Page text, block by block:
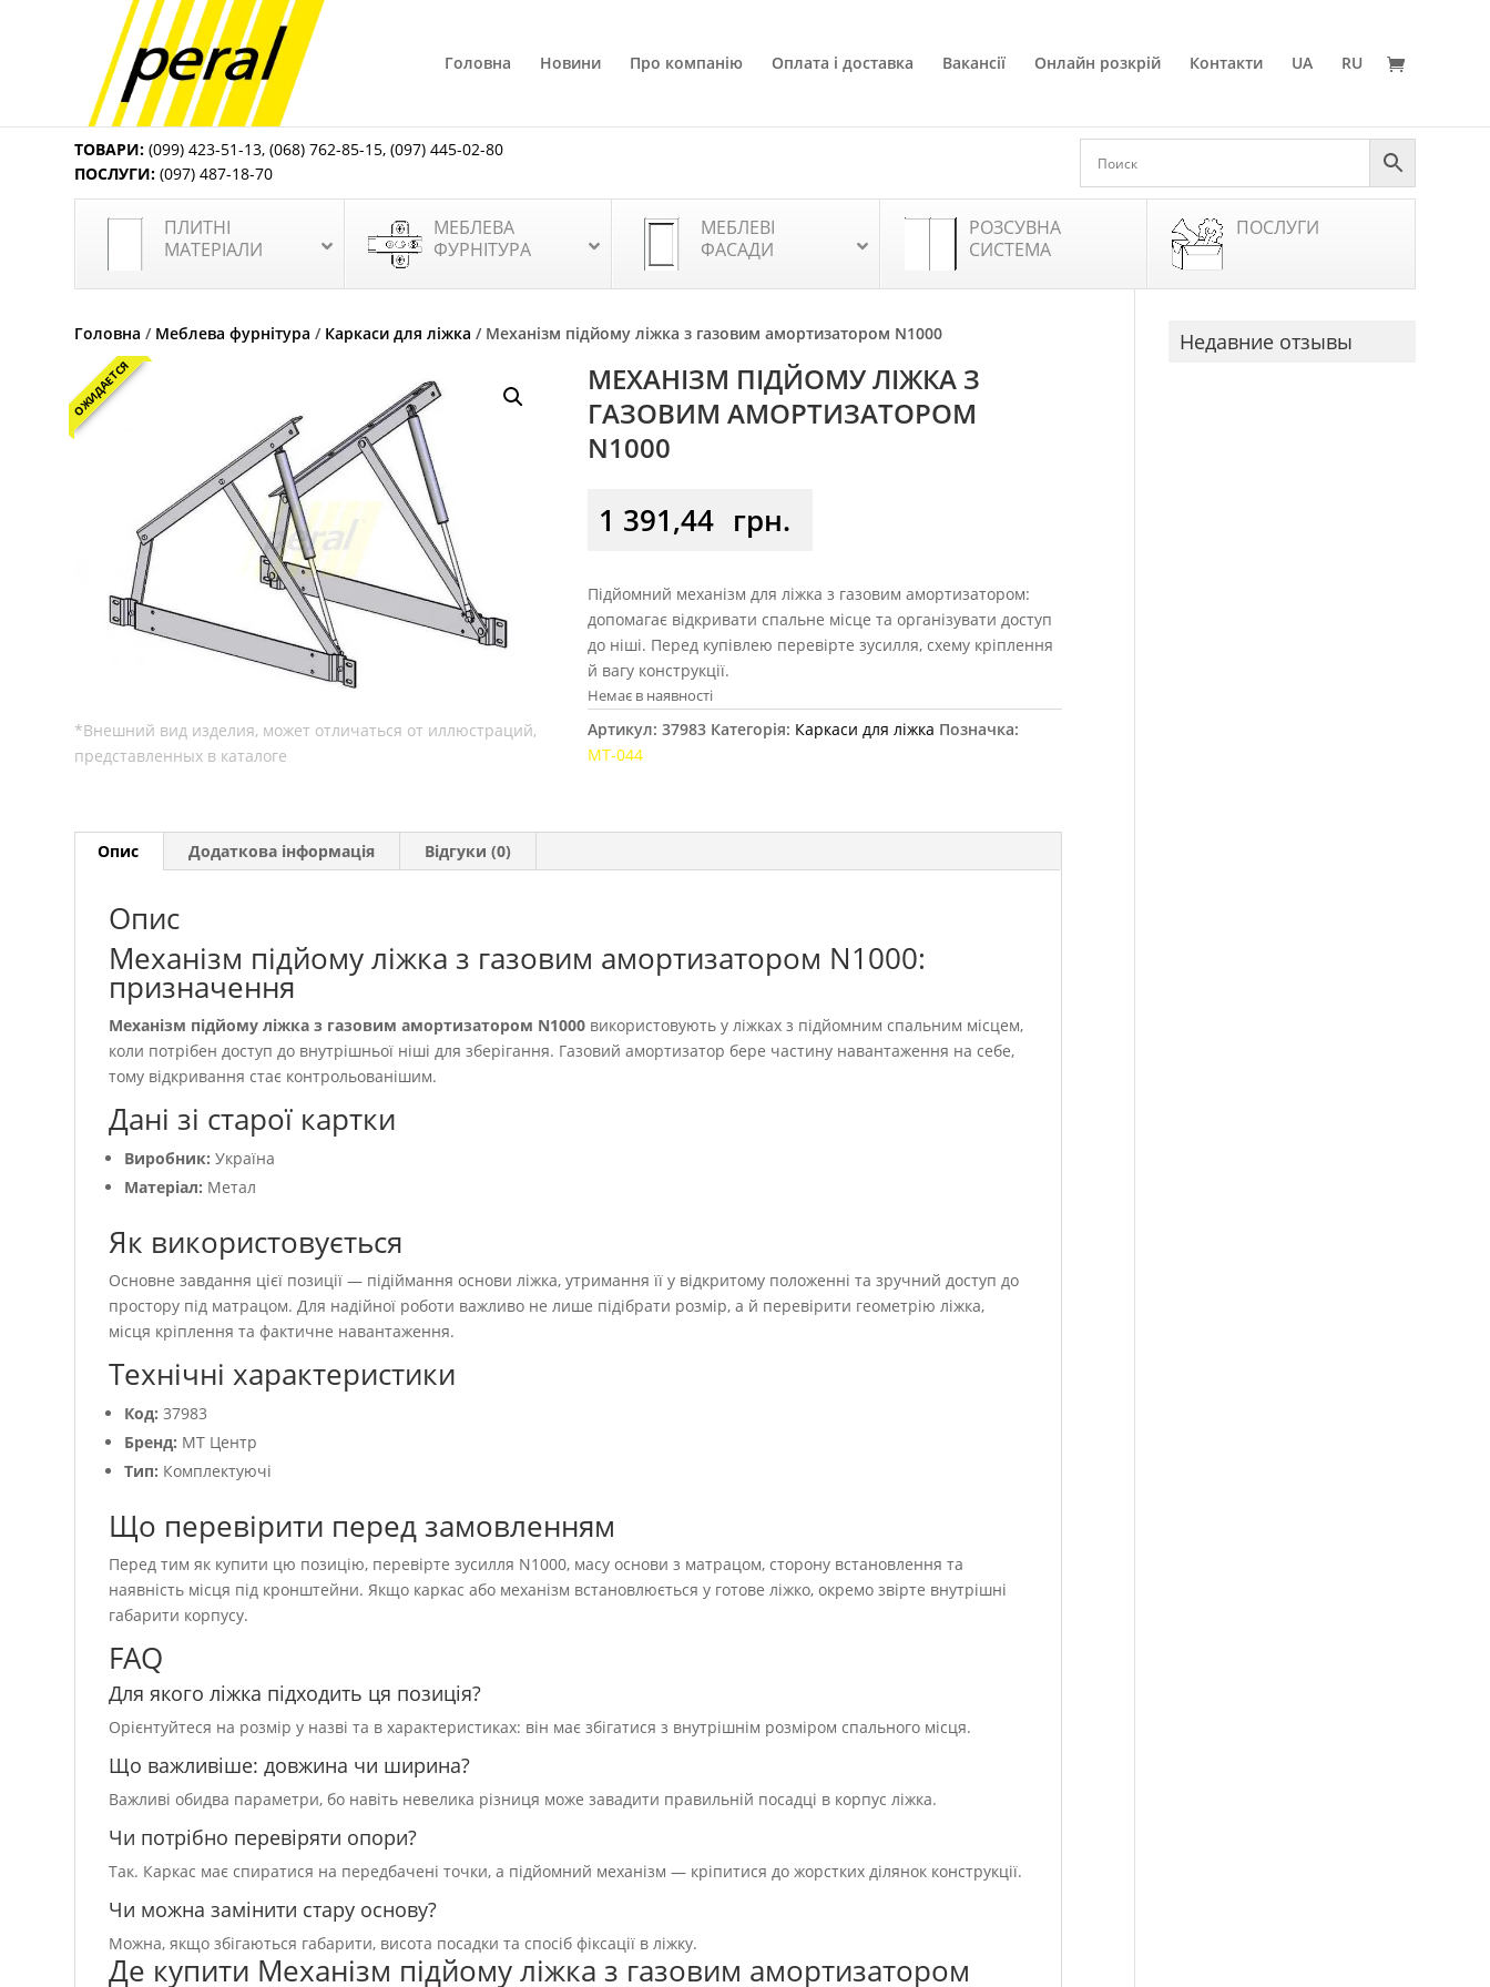
Головна Новини Про компанію Оплата і доставка Вакансії Онлайн розкрій Контакти UA RU
ТОВАРИ: (099) 423-51-13,(068) 762-85-15,(097) 445-02-80
ПОСЛУГИ: (097) 487-18-70
ПЛИТНІ
МАТЕРІАЛИ
МЕБЛЕВА
ФУРНІТУРА
МЕБЛЕВІ
ФАСАДИ
РОЗСУВНА
СИСТЕМА
ПОСЛУГИ
Головна / Меблева фурнітура / Каркаси для ліжка / Механізм підйому ліжка з газовим амортизатором N1000
ОЖИДАЕТСЯ
МЕХАНІЗМ ПІДЙОМУ ЛІЖКА З
ГАЗОВИМ АМОРТИЗАТОРОМ
N1000
1 391,44 грн.
Підйомний механізм для ліжка з газовим амортизатором:
допомагає відкривати спальне місце та організувати доступ
до ніші. Перед купівлею перевірте зусилля, схему кріплення
й вагу конструкції.
Немає в наявності
Артикул:37983 Категорія: Каркаси для ліжка Позначка:
МТ-044
Опис Додаткова інформація Відгуки (0)
Опис
Механізм підйому ліжка з газовим амортизатором N1000:
призначення
Механізм підйому ліжка з газовим амортизатором N1000 використовують у ліжках з підйомним спальним місцем,
коли потрібен доступ до внутрішньої ніші для зберігання. Газовий амортизатор бере частину навантаження на себе,
тому відкривання стає контрольованішим.
Дані зі старої картки
Виробник: Україна
Матеріал: Метал
Як використовується
Основне завдання цієї позиції — підіймання основи ліжка, утримання її у відкритому положенні та зручний доступ до
простору під матрацом. Для надійної роботи важливо не лише підібрати розмір, а й перевірити геометрію ліжка,
місця кріплення та фактичне навантаження.
Технічні характеристики
Код: 37983
Бренд: МТ Центр
Тип: Комплектуючі
Що перевірити перед замовленням
Перед тим як купити цю позицію, перевірте зусилля N1000, масу основи з матрацом, сторону встановлення та
наявність місця під кронштейни. Якщо каркас або механізм встановлюється у готове ліжко, окремо звірте внутрішні
габарити корпусу.
FAQ
Для якого ліжка підходить ця позиція?
Орієнтуйтеся на розмір у назві та в характеристиках: він має збігатися з внутрішнім розміром спального місця.
Що важливіше: довжина чи ширина?
Важливі обидва параметри, бо навіть невелика різниця може завадити правильній посадці в корпус ліжка.
Чи потрібно перевіряти опори?
Так. Каркас має спиратися на передбачені точки, а підйомний механізм — кріпитися до жорстких ділянок конструкції.
Чи можна замінити стару основу?
Можна, якщо збігаються габарити, висота посадки та спосіб фіксації в ліжку.
Де купити Механізм підйому ліжка з газовим амортизатором
Недавние отзывы